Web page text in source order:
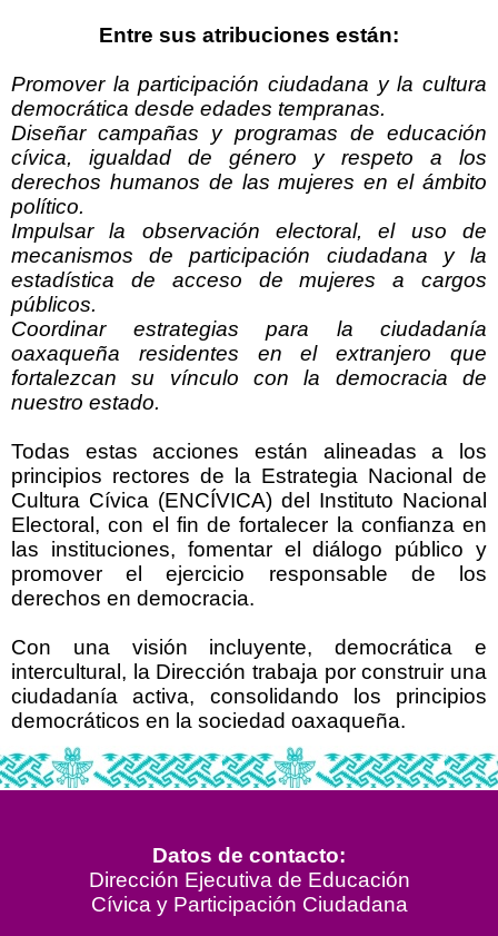
Entre sus atribuciones están:
Promover la participación ciudadana y la cultura
democrática desde edades tempranas.
Diseñar campañas y programas de educación
cívica, igualdad de género y respeto a los
derechos humanos de las mujeres en el ámbito
político.
Impulsar la observación electoral, el uso de
mecanismos de participación ciudadana y la
estadística de acceso de mujeres a cargos
públicos.
Coordinar estrategias para la ciudadanía
oaxaqueña residentes en el extranjero que
fortalezcan su vínculo con la democracia de
nuestro estado.
Todas estas acciones están alineadas a los
principios rectores de la Estrategia Nacional de
Cultura Cívica (ENCÍVICA) del Instituto Nacional
Electoral, con el fin de fortalecer la confianza en
las instituciones, fomentar el diálogo público y
promover el ejercicio responsable de los
derechos en democracia.
Con una visión incluyente, democrática e
intercultural, la Dirección trabaja por construir una
ciudadanía activa, consolidando los principios
democráticos en la sociedad oaxaqueña.
Datos de contacto:
Dirección Ejecutiva de Educación
Cívica y Participación Ciudadana